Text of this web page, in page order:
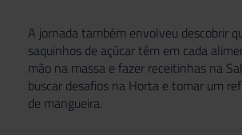
A jornada também envolveu descobrir
saquinhos de açúcar têm em cada
mão na massa e fazer receitinhas na
buscar desafios na Horta e tomar um
de mangueira.